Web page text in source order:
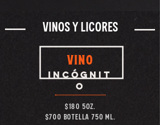
VINOS Y LICORES
vino
incógnit
o
$180 5oz.
$700 BOTELLA 750 ML.